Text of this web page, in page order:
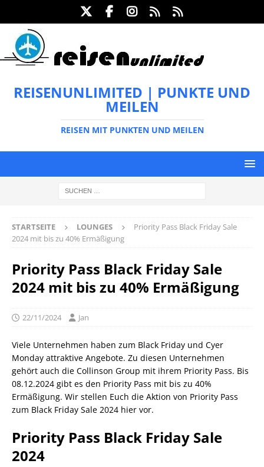
REISENUNLIMITED | PUNKTE UND
MEILEN
REISEN MIT PUNKTEN UND MEILEN
STARTSEITE LOUNGES
Priority Pass Black Friday Sale
2024 mit bis zu 40% Ermäßigung
Priority Pass Black Friday Sale
2024 mit bis zu 40% Ermäßigung
22/11/2024 Jan
Viele Unternehmen haben zum Black Friday und Cyer
Monday attraktive Angebote. Zu diesen Unternehmen
gehört auch die Collinson Group mit ihrem Priority Pass. Bis
08.12.2024 gibt es den Priority Pass mit bis zu 40%
Ermäßigung. Wir stellen Euch die Aktion von Priority Pass
zum Black Friday Sale 2024 hier vor.
Priority Pass Black Friday Sale
2024